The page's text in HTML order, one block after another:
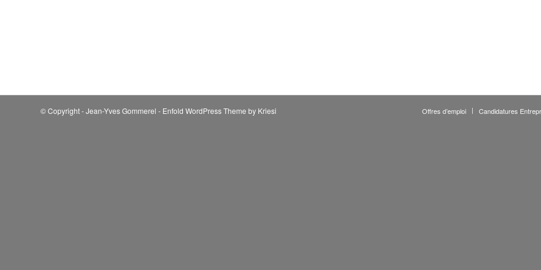
© Copyright - Jean-Yves Gommerel - Enfold WordPress Theme by Kriesi Offres d’emploi Candidatures